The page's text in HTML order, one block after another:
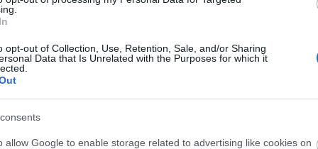
opt-out of Collection, Use, Retention, Sale, and/or Sharing
Data that Is Unrelated with the Purposes for which it
allow Google to enable storage related to advertising like cookies on
19:37